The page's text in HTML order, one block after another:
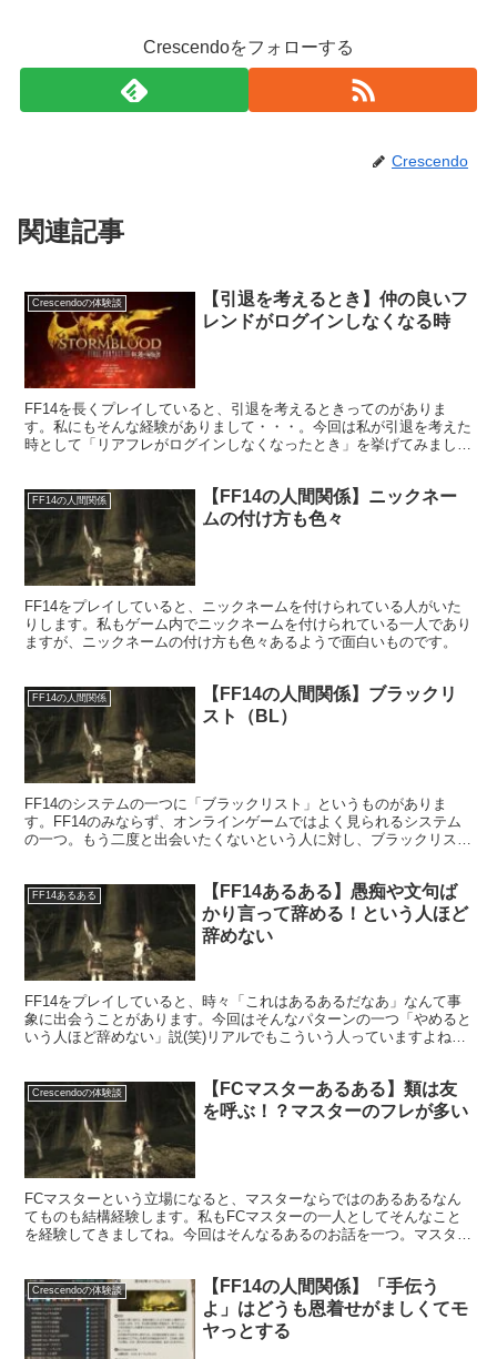
Crescendoをフォローする
Crescendo
関連記事
Crescendoの体験談
【引退を考えるとき】仲の良いフ
レンドがログインしなくなる時
FF14を長くプレイしていると、引退を考えるときってのがありま
す。私にもそんな経験がありまして・・・。今回は私が引退を考えた
時として「リアフレがログインしなくなったとき」を挙げてみまし
FF14の人間関係
【FF14の人間関係】ニックネー
ムの付け方も色々
FF14をプレイしていると、ニックネームを付けられている人がいた
りします。私もゲーム内でニックネームを付けられている一人であり
ますが、ニックネームの付け方も色々あるようで面白いものです。
FF14の人間関係
【FF14の人間関係】ブラックリ
スト（BL）
FF14のシステムの一つに「ブラックリスト」というものがありま
す。FF14のみならず、オンラインゲームではよく見られるシステム
の一つ。もう二度と出会いたくないという人に対し、ブラックリスト
FF14あるある
【FF14あるある】愚痴や文句ば
かり言って辞める！という人ほど
辞めない
FF14をプレイしていると、時々「これはあるあるだなあ」なんて事
象に出会うことがあります。今回はそんなパターンの一つ「やめると
いう人ほど辞めない」説(笑)リアルでもこういう人っていますよね。
Crescendoの体験談
【FCマスターあるある】類は友
を呼ぶ！？マスターのフレが多い
FCマスターという立場になると、マスターならではのあるあるなん
てものも結構経験します。私もFCマスターの一人としてそんなこと
を経験してきましてね。今回はそんなるあるのお話を一つ。マスター
Crescendoの体験談
【FF14の人間関係】「手伝う
よ」はどうも恩着せがましくてモ
ヤっとする